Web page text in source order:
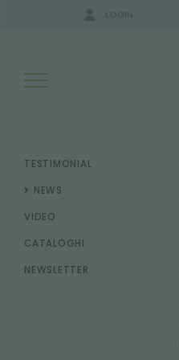
RISULTATI RICERCA:
TESTIMONIAL
NEWS
VIDEO
CATALOGHI
NEWSLETTER